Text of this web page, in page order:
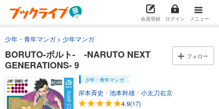
会員登録 ログイン メニュー
少年・青年マンガ 少年マンガ
BORUTO-ボルト- -NARUTO NEXT
GENERATIONS- 9
フォロー
少年・青年マンガ
岸本斉史 / 池本幹雄 / 小太刀右京
4.9(17)